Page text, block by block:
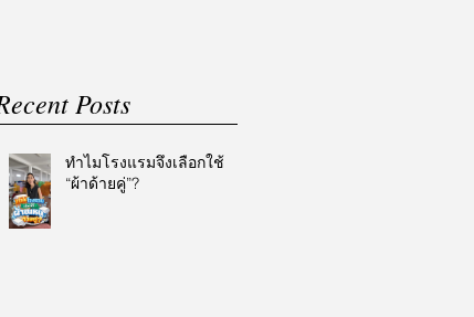
Posts
ทำไมโรงแรมจึงเลือกใช้
“ผ้าด้ายคู่”?